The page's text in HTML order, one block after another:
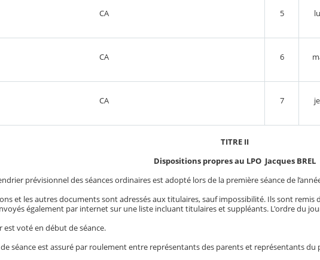
CA 5
CA 6
CA 7
TITRE II
Dispositions propres au LPO Jacques BREL
prévisionnel des séances ordinaires est adopté lors de la première séance de
et les autres documents sont adressés aux titulaires, sauf impossibilité. Ils sont remis
également par internet sur une liste incluant titulaires et suppléants. L'ordre du
est voté en début de séance.
séance est assuré par roulement entre représentants des parents et représentants